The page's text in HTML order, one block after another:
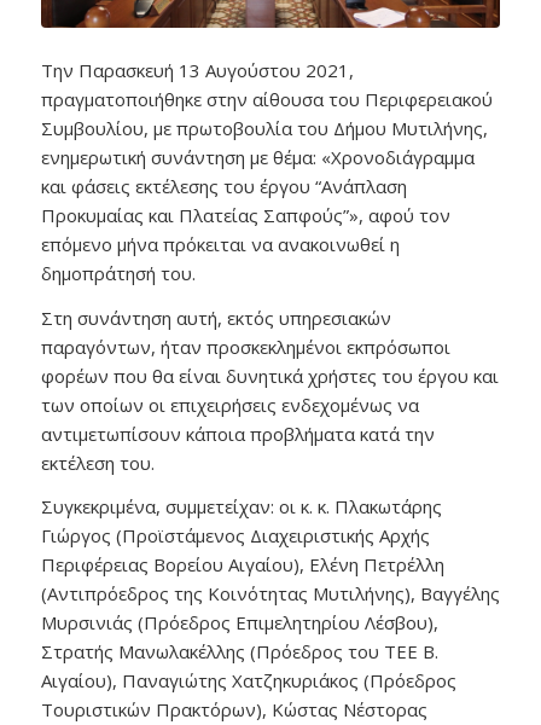
Την Παρασκευή 13 Αυγούστου 2021,
πραγματοποιήθηκε στην αίθουσα του Περιφερειακού
Συμβουλίου, με πρωτοβουλία του Δήμου Μυτιλήνης,
ενημερωτική συνάντηση με θέμα: «Χρονοδιάγραμμα
και φάσεις εκτέλεσης του έργου “Ανάπλαση
Προκυμαίας και Πλατείας Σαπφούς”», αφού τον
επόμενο μήνα πρόκειται να ανακοινωθεί η
δημοπράτησή του.
Στη συνάντηση αυτή, εκτός υπηρεσιακών
παραγόντων, ήταν προσκεκλημένοι εκπρόσωποι
φορέων που θα είναι δυνητικά χρήστες του έργου και
των οποίων οι επιχειρήσεις ενδεχομένως να
αντιμετωπίσουν κάποια προβλήματα κατά την
εκτέλεση του.
Συγκεκριμένα, συμμετείχαν: οι κ. κ. Πλακωτάρης
Γιώργος (Προϊστάμενος Διαχειριστικής Αρχής
Περιφέρειας Βορείου Αιγαίου), Ελένη Πετρέλλη
(Αντιπρόεδρος της Κοινότητας Μυτιλήνης), Βαγγέλης
Μυρσινιάς (Πρόεδρος Επιμελητηρίου Λέσβου),
Στρατής Μανωλακέλλης (Πρόεδρος του ΤΕΕ Β.
Αιγαίου), Παναγιώτης Χατζηκυριάκος (Πρόεδρος
Τουριστικών Πρακτόρων), Κώστας Νέστορας